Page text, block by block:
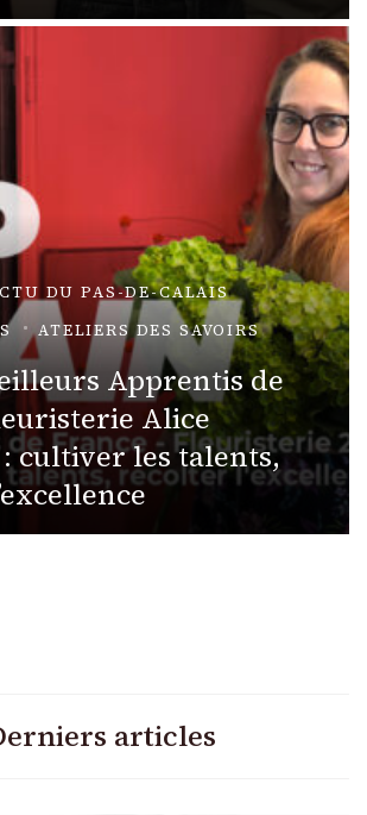
DU PAS-DE-CALAIS
ATELIERS DES SAVOIRS
Apprentis de
Alice
cultiver les talents,
articles